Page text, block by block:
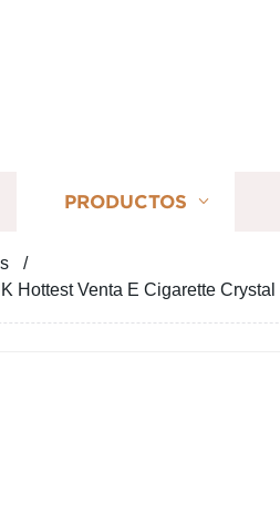
PRODUCTOS
Hottest Venta E Cigarette